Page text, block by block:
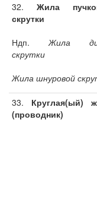
32. Жила
скрутки
Ндп.Жила
скрутки
Жила шнуровой
33. Круглая(ый)
(проводник)